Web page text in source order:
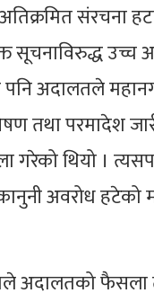
संरचना
सूचनाविरुद्ध उच्च
पनि अदालतले
तथा परमादेश
गरेको थियो ।
अवरोध हटेको
अदालतको